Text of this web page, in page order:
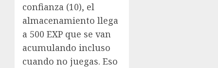
confianza (10), el
almacenamiento llega
a 500 EXP que se van
acumulando incluso
cuando no juegas. Eso